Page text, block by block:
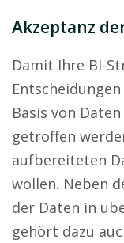
Akzeptanz
Damit Ihre BI-
Basis von
getroffen
aufbereiteten
wollen. Neben
der Daten in
gehört dazu